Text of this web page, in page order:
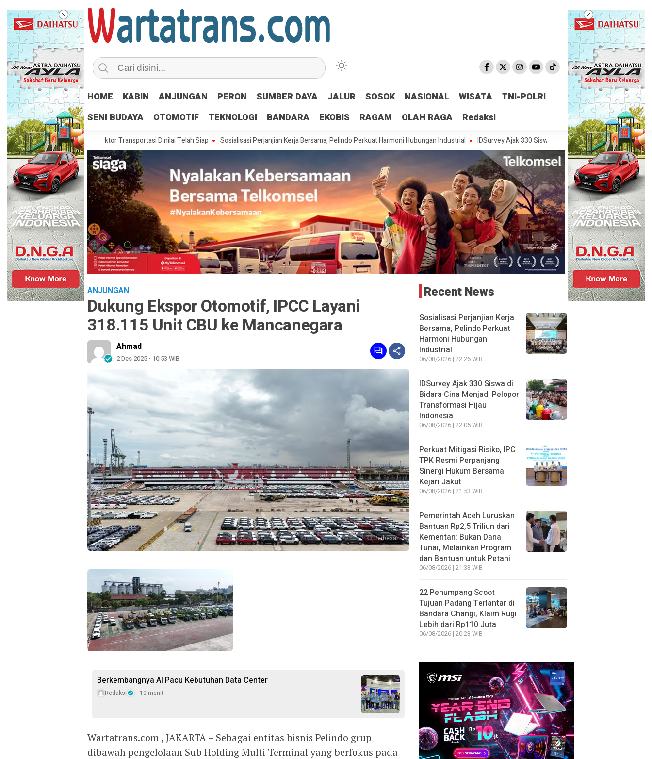
HOME KABIN ANJUNGAN PERON SUMBER DAYA JALUR SOSOK NASIONAL WISATA
TNI-POLRI
SENI BUDAYA
OTOMOTIF TEKNOLOGI BANDARA EKOBIS RAGAM OLAH RAGA Redaksi
Teknologi Sektor Transportasi Dinilai Telah Siap Sosialisasi Perjanjian Kerja Bersama, Pelindo Perkuat Harmoni Hubungan Industrial IDSurvey Ajak 330 Siswa di Bidara Cina Menjadi Pelopor
ANJUNGAN
Dukung Ekspor Otomotif, IPCC Layani
318.115 Unit CBU ke Mancanegara
Ahmad
2 Des 2025 - 10:53 WIB
Perbesar
Berkembangnya AI Pacu Kebutuhan Data Center
Redaksi 10 menit
Wartatrans.com , JAKARTA – Sebagai entitas bisnis Pelindo grup
dibawah pengelolaan Sub Holding Multi Terminal yang berfokus pada
Recent News
Sosialisasi Perjanjian Kerja
Bersama, Pelindo Perkuat
Harmoni Hubungan
Industrial
06/08/2026 | 22:26 WIB
IDSurvey Ajak 330 Siswa di
Bidara Cina Menjadi Pelopor
Transformasi Hijau
Indonesia
06/08/2026 | 22:05 WIB
Perkuat Mitigasi Risiko, IPC
TPK Resmi Perpanjang
Sinergi Hukum Bersama
Kejari Jakut
06/08/2026 | 21:53 WIB
Pemerintah Aceh Luruskan
Bantuan Rp2,5 Triliun dari
Kementan: Bukan Dana
Tunai, Melainkan Program
dan Bantuan untuk Petani
06/08/2026 | 21:33 WIB
22 Penumpang Scoot
Tujuan Padang Terlantar di
Bandara Changi, Klaim Rugi
Lebih dari Rp110 Juta
06/08/2026 | 20:23 WIB